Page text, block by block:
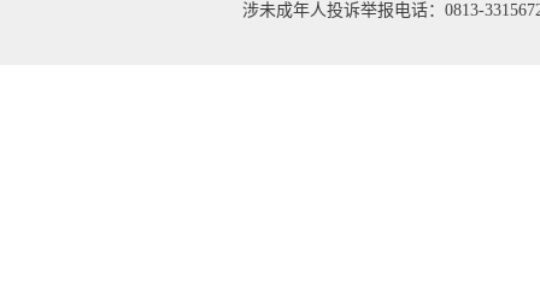
涉未成年人投诉举报电话：0813-